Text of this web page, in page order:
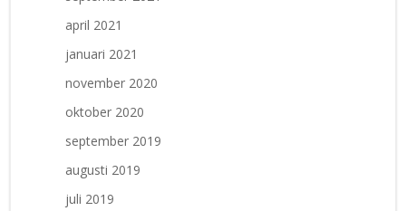
april 2021
januari 2021
november 2020
oktober 2020
september 2019
augusti 2019
juli 2019